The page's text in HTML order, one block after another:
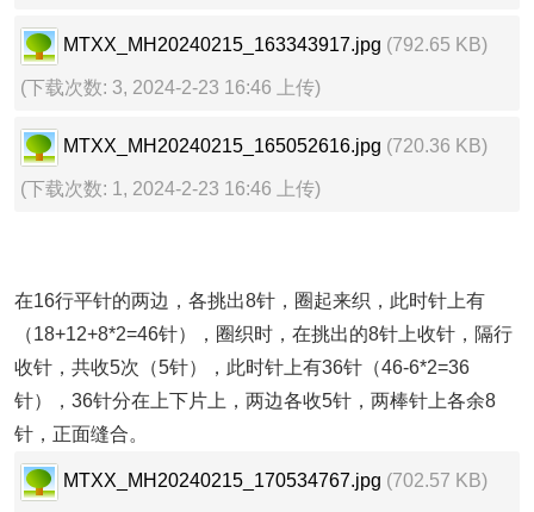
MTXX_MH20240215_163343917.jpg (792.65 KB)
(下载次数: 3, 2024-2-23 16:46 上传)
MTXX_MH20240215_165052616.jpg (720.36 KB)
(下载次数: 1, 2024-2-23 16:46 上传)
在16行平针的两边，各挑出8针，圈起来织，此时针上有
（18+12+8*2=46针），圈织时，在挑出的8针上收针，隔行
收针，共收5次（5针），此时针上有36针（46-6*2=36
针），36针分在上下片上，两边各收5针，两棒针上各余8
针，正面缝合。
MTXX_MH20240215_170534767.jpg (702.57 KB)